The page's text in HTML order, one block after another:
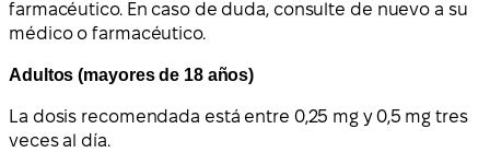
farmacéutico. En caso de duda, consulte de nuevo a su
médico o farmacéutico.
Adultos (mayores de 18 años)
La dosis recomendada está entre 0,25 mg y 0,5 mg tres
veces al día.